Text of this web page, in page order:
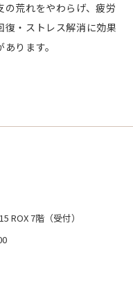
の荒れをやわらげ、疲労
復・ストレス解消に効果
あります。
ROX 7階（受付）